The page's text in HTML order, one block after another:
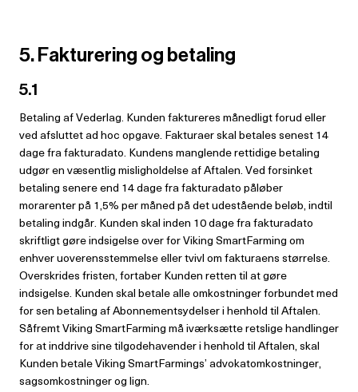
5. Fakturering og betaling
5.1
Betaling af Vederlag. Kunden faktureres månedligt forud eller
ved afsluttet ad hoc opgave. Fakturaer skal betales senest 14
dage fra fakturadato. Kundens manglende rettidige betaling
udgør en væsentlig misligholdelse af Aftalen. Ved forsinket
betaling senere end 14 dage fra fakturadato påløber
morarenter på 1,5% per måned på det udestående beløb, indtil
betaling indgår. Kunden skal inden 10 dage fra fakturadato
skriftligt gøre indsigelse over for Viking SmartFarming om
enhver uoverensstemmelse eller tvivl om fakturaens størrelse.
Overskrides fristen, fortaber Kunden retten til at gøre
indsigelse. Kunden skal betale alle omkostninger forbundet med
for sen betaling af Abonnementsydelser i henhold til Aftalen.
Såfremt Viking SmartFarming må iværksætte retslige handlinger
for at inddrive sine tilgodehavender i henhold til Aftalen, skal
Kunden betale Viking SmartFarmings’ advokatomkostninger,
sagsomkostninger og lign.